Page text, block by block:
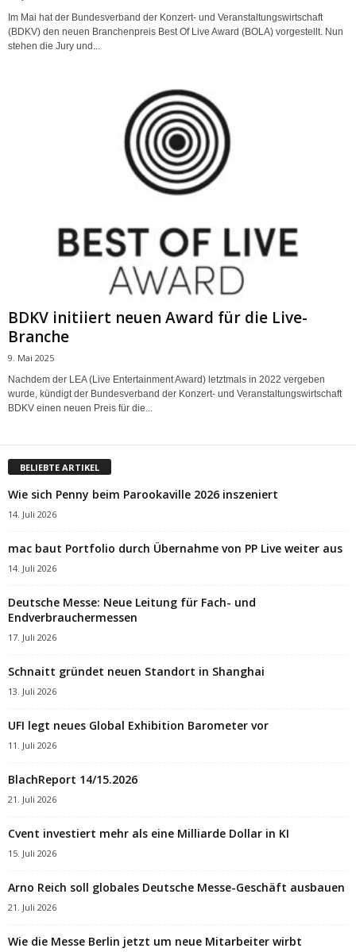
Im Mai hat der Bundesverband der Konzert- und Veranstaltungswirtschaft
(BDKV) den neuen Branchenpreis Best Of Live Award (BOLA) vorgestellt. Nun
stehen die Jury und...
BDKV initiiert neuen Award für die Live-
Branche
9. Mai 2025
Nachdem der LEA (Live Entertainment Award) letztmals in 2022 vergeben
wurde, kündigt der Bundesverband der Konzert- und Veranstaltungswirtschaft
BDKV einen neuen Preis für die...
BELIEBTE ARTIKEL
Wie sich Penny beim Parookaville 2026 inszeniert
14. Juli 2026
mac baut Portfolio durch Übernahme von PP Live weiter aus
14. Juli 2026
Deutsche Messe: Neue Leitung für Fach- und
Endverbrauchermessen
17. Juli 2026
Schnaitt gründet neuen Standort in Shanghai
13. Juli 2026
UFI legt neues Global Exhibition Barometer vor
11. Juli 2026
BlachReport 14/15.2026
21. Juli 2026
Cvent investiert mehr als eine Milliarde Dollar in KI
15. Juli 2026
Arno Reich soll globales Deutsche Messe-Geschäft ausbauen
21. Juli 2026
Wie die Messe Berlin jetzt um neue Mitarbeiter wirbt